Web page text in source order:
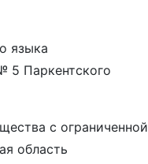
языка
5 Паркентского
с ограниченной
область